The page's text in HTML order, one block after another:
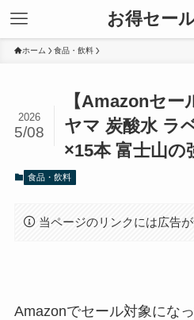
お得セー
ホーム 食品・飲料
【Amazonセ
ヤマ 炭酸水 ラ
×15本 富士山の
2026
5/08
食品・飲料
当ページのリンクには広告が
Amazonでセール対象にな